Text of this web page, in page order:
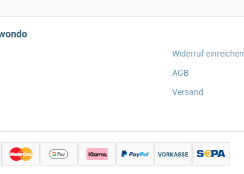
Widerruf einreichen
AGB
Versand